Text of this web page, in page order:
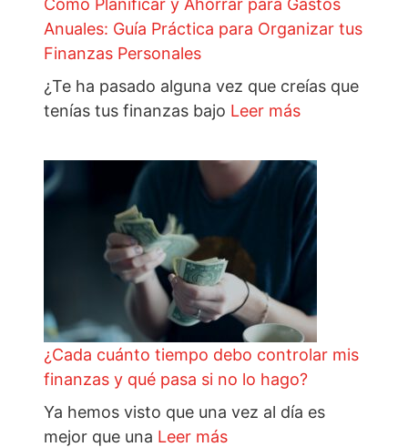
Cómo Planificar y Ahorrar para Gastos
Anuales: Guía Práctica para Organizar tus
Finanzas Personales
¿Te ha pasado alguna vez que creías que
tenías tus finanzas bajo Leer más
¿Cada cuánto tiempo debo controlar mis
finanzas y qué pasa si no lo hago?
Ya hemos visto que una vez al día es
mejor que una Leer más